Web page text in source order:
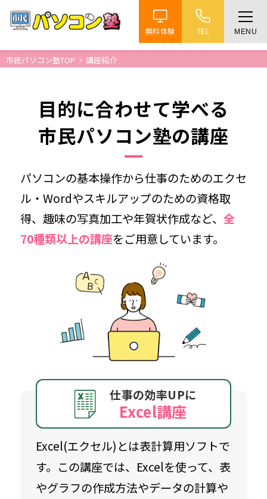
無料体験 TEL MENU
講座紹介
教室案内
受講までの流れ
よくある質問
無料体験に申し込む
0120-868-003
受付時間／9:00〜18:00 土日祝休み
市民パソコン塾TOP 講座紹介
目的に合わせて学べる
市民パソコン塾の講座
パソコンの基本操作から仕事のためのエクセ
ル・Wordやスキルアップのための資格取
得、趣味の写真加工や年賀状作成など、 全
70種類以上の講座をご用意しています。
仕事の効率UPに
Excel講座
Excel(エクセル)とは表計算用ソフトで
す。この講座では、Excelを使って、表
やグラフの作成方法やデータの計算や